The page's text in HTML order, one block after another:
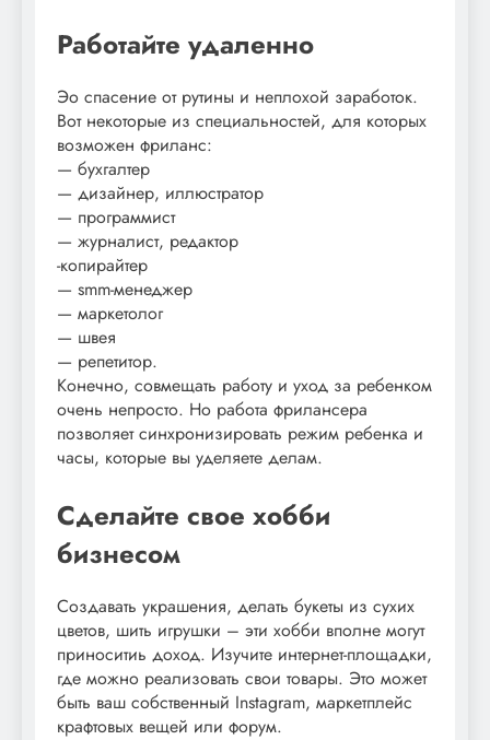
Работайте удаленно
Эо спасение от рутины и неплохой заработок.
Вот некоторые из специальностей, для которых
возможен фриланс:
— бухгалтер
— дизайнер, иллюстратор
— программист
— журналист, редактор
-копирайтер
— smm-менеджер
— маркетолог
— швея
— репетитор.
Конечно, совмещать работу и уход за ребенком
очень непросто. Но работа фрилансера
позволяет синхронизировать режим ребенка и
часы, которые вы уделяете делам.
Сделайте свое хобби
бизнесом
Создавать украшения, делать букеты из сухих
цветов, шить игрушки – эти хобби вполне могут
приноситиь доход. Изучите интернет-площадки,
где можно реализовать свои товары. Это может
быть ваш собственный Instagram, маркетплейс
крафтовых вещей или форум.